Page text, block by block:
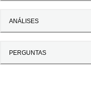
ANÁLISES
PERGUNTAS